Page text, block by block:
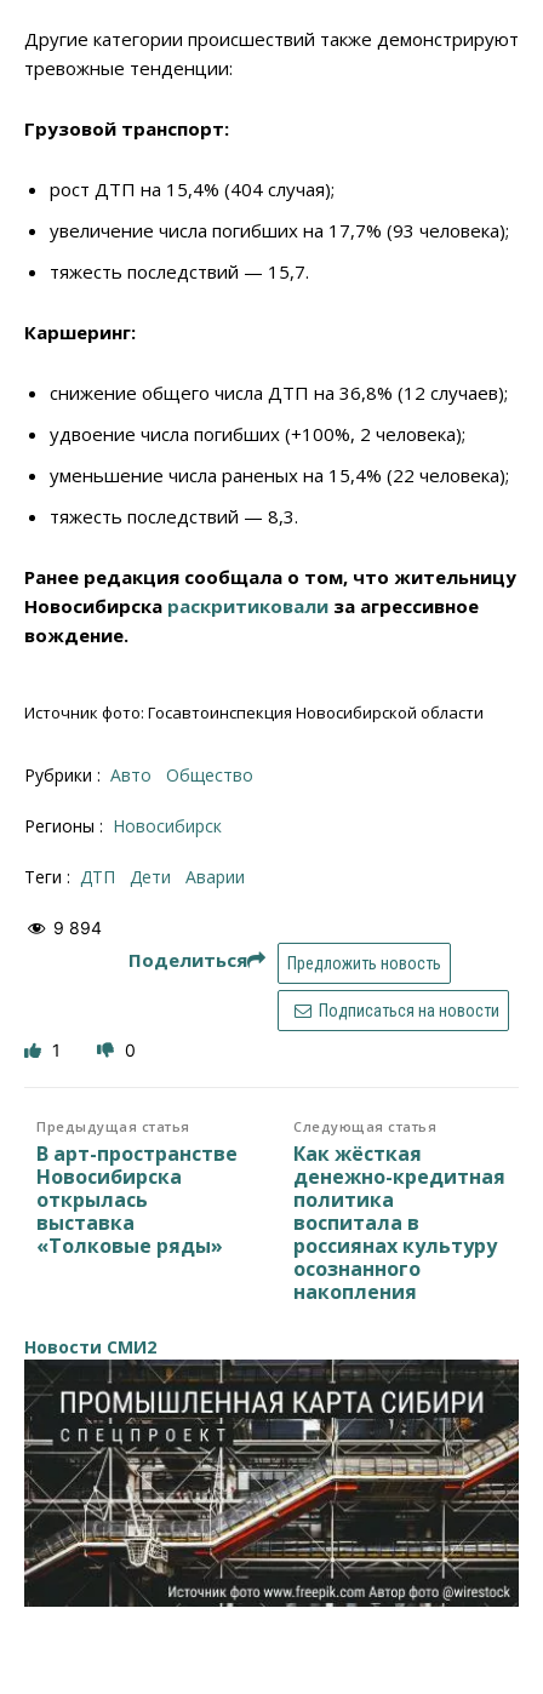
Другие категории происшествий также демонстрируют
тревожные тенденции:
Грузовой транспорт:
рост ДТП на 15,4% (404 случая);
увеличение числа погибших на 17,7% (93 человека);
тяжесть последствий — 15,7.
Каршеринг:
снижение общего числа ДТП на 36,8% (12 случаев);
удвоение числа погибших (+100%, 2 человека);
уменьшение числа раненых на 15,4% (22 человека);
тяжесть последствий — 8,3.
Ранее редакция сообщала о том, что жительницу
Новосибирска раскритиковали за агрессивное
вождение.
Источник фото: Госавтоинспекция Новосибирской области
Рубрики : Авто Общество
Регионы : Новосибирск
Теги : ДТП дети аварии
9 894
Поделиться Предложить новость
Подписаться на новости
1 0
Предыдущая статья
В арт-пространстве
Новосибирска
открылась
выставка
«Толковые ряды»
Следующая статья
Как жёсткая
денежно-кредитная
политика
воспитала в
россиянах культуру
осознанного
накопления
Новости СМИ2